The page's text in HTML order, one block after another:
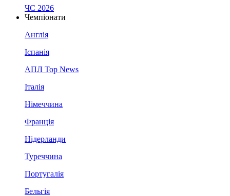
ЧС 2026
Чемпіонати
Англія
Іспанія
АПЛ Top News
Італія
Німеччина
Франція
Нідерланди
Туреччина
Португалія
Бельгія